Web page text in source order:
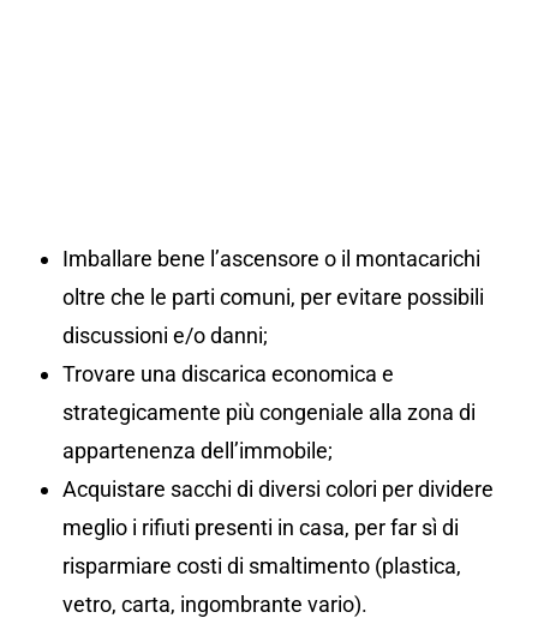
Imballare bene l’ascensore o il montacarichi
oltre che le parti comuni, per evitare possibili
discussioni e/o danni;
Trovare una discarica economica e
strategicamente più congeniale alla zona di
appartenenza dell’immobile;
Acquistare sacchi di diversi colori per dividere
meglio i rifiuti presenti in casa, per far sì di
risparmiare costi di smaltimento (plastica,
vetro, carta, ingombrante vario).